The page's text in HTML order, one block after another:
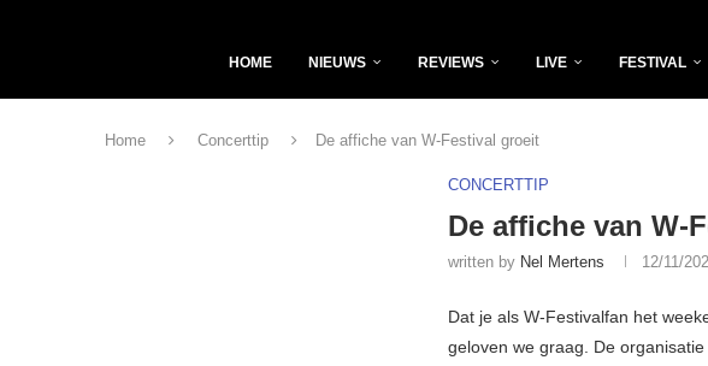
HOME NIEUWS REVIEWS LIVE FESTIVAL
Home Concerttip De affiche van W-Festival groeit
CONCERTTIP
De affiche van W-
written by Nel Mertens 12/11/
Dat je als W-Festivalfan het
geloven we graag. De